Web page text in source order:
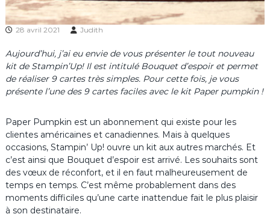
28 avril 2021 Judith
Aujourd’hui, j’ai eu envie de vous présenter le tout nouveau
kit de Stampin’Up! Il est intitulé Bouquet d’espoir et permet
de réaliser 9 cartes très simples. Pour cette fois, je vous
présente l’une des 9 cartes faciles avec le kit Paper pumpkin !
Paper Pumpkin est un abonnement qui existe pour les
clientes américaines et canadiennes. Mais à quelques
occasions, Stampin’ Up! ouvre un kit aux autres marchés. Et
c’est ainsi que Bouquet d’espoir est arrivé. Les souhaits sont
des vœux de réconfort, et il en faut malheureusement de
temps en temps. C’est même probablement dans des
moments difficiles qu’une carte inattendue fait le plus plaisir
à son destinataire.